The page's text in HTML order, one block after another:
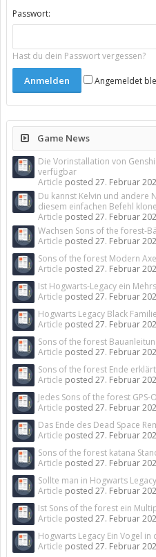
Passwort:
Hast du dein Passwort vergessen?
Angemeldet
Game News
Die Vorinstallation von
verfügbar
Article posted 27. Februar
Du kannst Kelvin und andere
diesem einfachen Befehl
Article posted 27. Februar
Wachsen Sons of the forest-
Article posted 27. Februar
Sons of the forest Modern
Article posted 27. Februar
Ist Hogwarts-Legacy ein
Article posted 27. Februar
Hogwarts Legacy Black
Article posted 27. Februar
Sons of the forest
Article posted 27. Februar
Sons of the forest Ende erklärt
Article posted 27. Februar
Jedes Sons of the forest
Article posted 27. Februar
Das Ende des Dead Space
Article posted 27. Februar
Sons of the forest katana
Article posted 27. Februar
Sollte man in Hogwarts
Article posted 27. Februar
Ist Sons of the forest ein
Article posted 27. Februar
Hogwarts Legacy Ein Vogel
Article posted 27. Februar